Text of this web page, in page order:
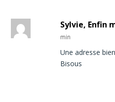
Sylvie, Enfin
min
Une adresse
Bisous